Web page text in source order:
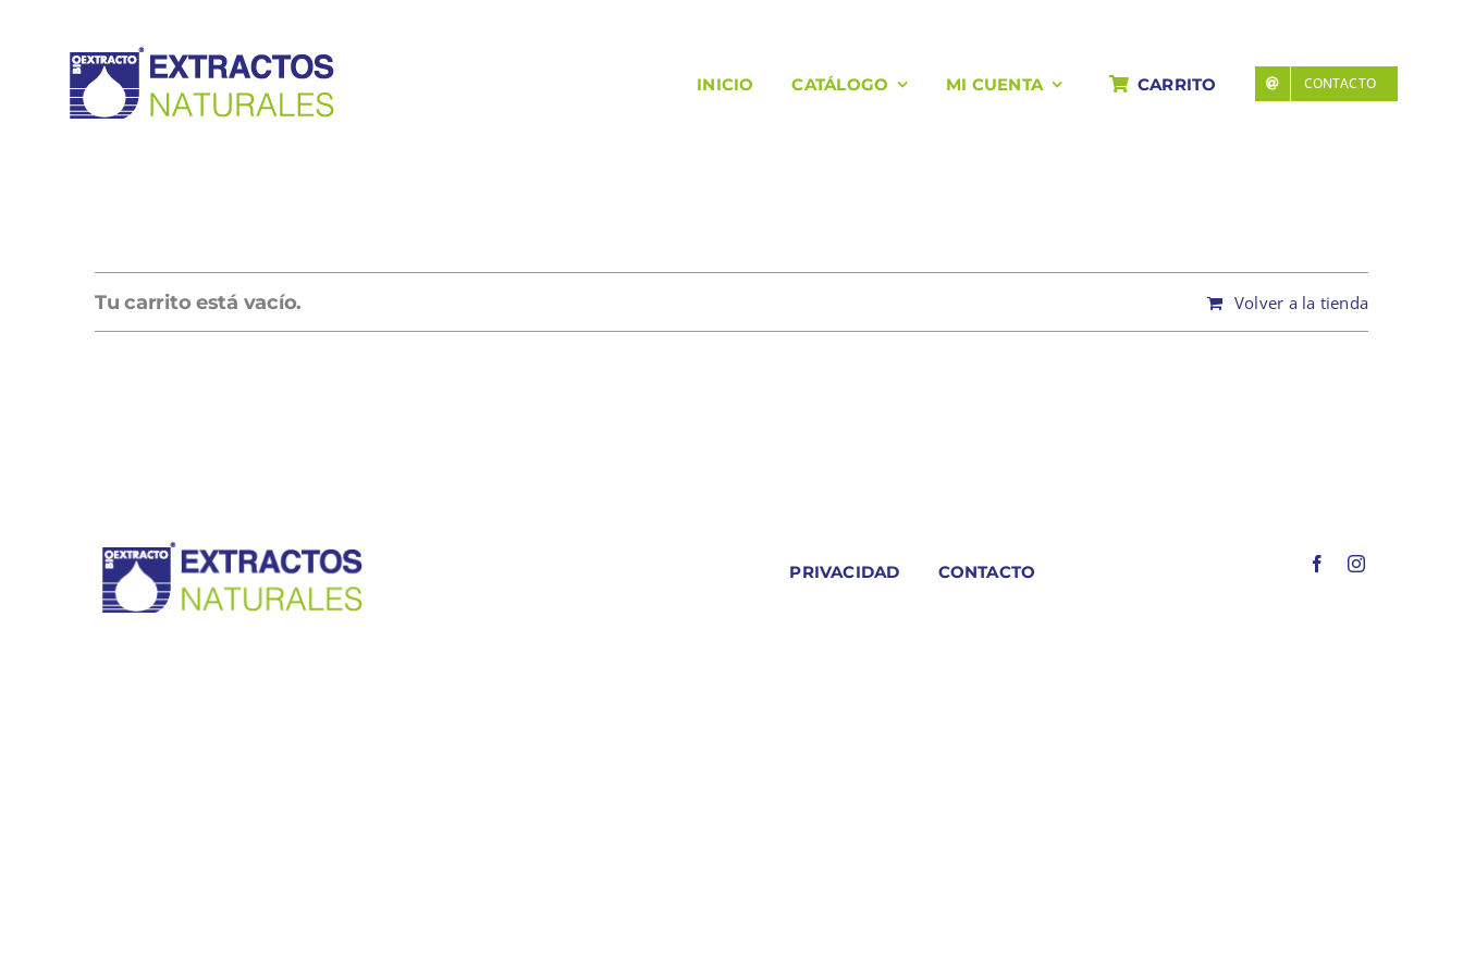
contenido
INICIO CATÁLOGO MI CUENTA CARRITO CONTACTO
Portada»
Tu carrito está vacío. Volver a la tienda
PRIVACIDAD CONTACTO